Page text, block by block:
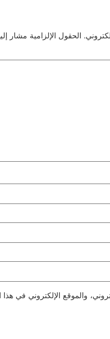
الحقول الإلزامية مشار
والموقع الإلكتروني في